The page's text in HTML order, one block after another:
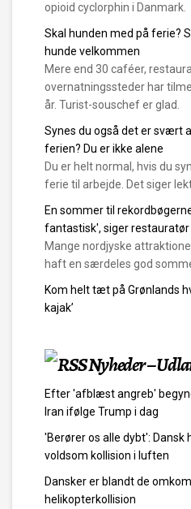
opioid cyclorphin i Danmark.
Skal hunden med på ferie?
hunde velkommen
Mere end 30 caféer,
overnatningssteder har
år. Turist-souschef er glad.
Synes du også det er svært
ferien? Du er ikke alene
Du er helt normal, hvis du
ferie til arbejde. Det siger
En sommer til
fantastisk', siger restauratør
Mange nordjyske
haft en særdeles god
Kom helt tæt på Grønlands
kajak’
Nyheder –
Efter 'afblæst angreb'
Iran ifølge Trump i dag
'Berører os alle dybt': Dansk
voldsom kollision i luften
Dansker er blandt de
helikopterkollision